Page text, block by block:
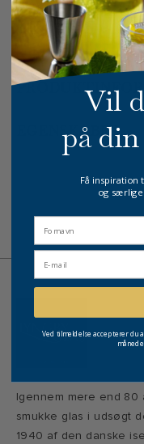
GRATIS FRAGT
over 499 DKK
EGENSKABER
Igennem mere end 80
smukke glas i udsøgt
1940 af den danske
Vil
på
Få inspiration
og særlige
Ved tilmeldelse accepterer du